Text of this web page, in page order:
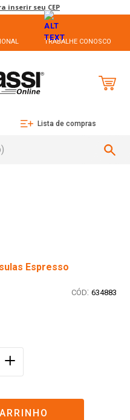
inserir seu CEP
TRABALHE CONOSCO
Lista de compras
Espresso
: 634883
＋